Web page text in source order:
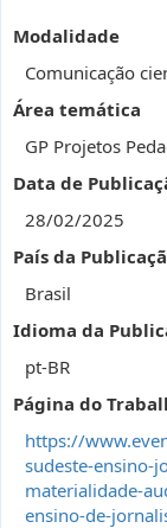
Modalidade
Comunicação
Área temática
GP Projetos
Data de
28/02/2025
País da
Brasil
Idioma da
pt-BR
Página do
https://
sudeste-ensino-
materialidade-
ensino-de-